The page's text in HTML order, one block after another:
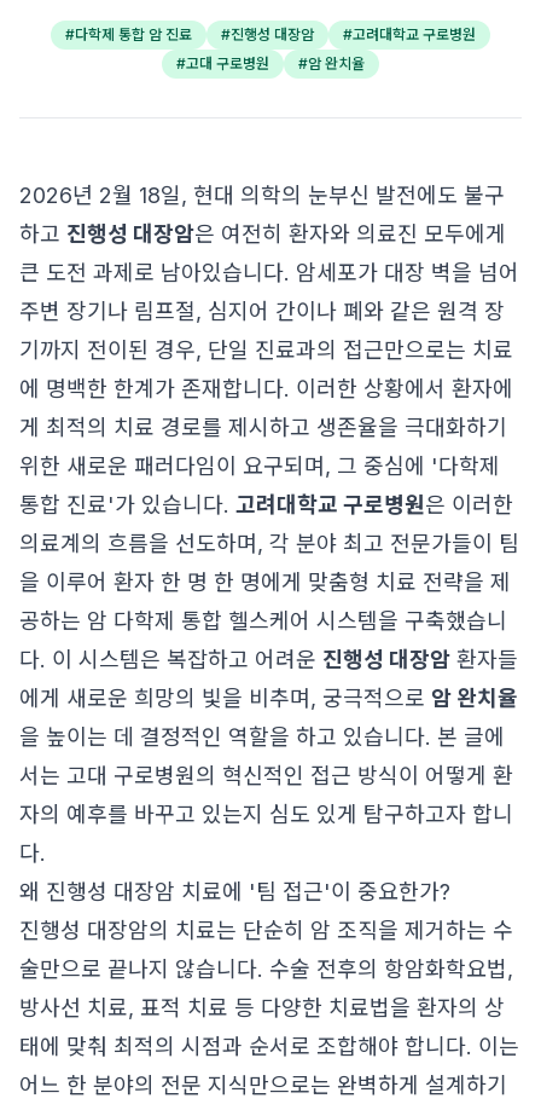
#다학제 통합 암 진료 #진행성 대장암 #고려대학교 구로병원
#고대 구로병원 #암 완치율
2026년 2월 18일, 현대 의학의 눈부신 발전에도 불구
하고 진행성 대장암은 여전히 환자와 의료진 모두에게
큰 도전 과제로 남아있습니다. 암세포가 대장 벽을 넘어
주변 장기나 림프절, 심지어 간이나 폐와 같은 원격 장
기까지 전이된 경우, 단일 진료과의 접근만으로는 치료
에 명백한 한계가 존재합니다. 이러한 상황에서 환자에
게 최적의 치료 경로를 제시하고 생존율을 극대화하기
위한 새로운 패러다임이 요구되며, 그 중심에 '다학제
통합 진료'가 있습니다. 고려대학교 구로병원은 이러한
의료계의 흐름을 선도하며, 각 분야 최고 전문가들이 팀
을 이루어 환자 한 명 한 명에게 맞춤형 치료 전략을 제
공하는 암 다학제 통합 헬스케어 시스템을 구축했습니
다. 이 시스템은 복잡하고 어려운 진행성 대장암 환자들
에게 새로운 희망의 빛을 비추며, 궁극적으로 암 완치율
을 높이는 데 결정적인 역할을 하고 있습니다. 본 글에
서는 고대 구로병원의 혁신적인 접근 방식이 어떻게 환
자의 예후를 바꾸고 있는지 심도 있게 탐구하고자 합니
다.
왜 진행성 대장암 치료에 '팀 접근'이 중요한가?
진행성 대장암의 치료는 단순히 암 조직을 제거하는 수
술만으로 끝나지 않습니다. 수술 전후의 항암화학요법,
방사선 치료, 표적 치료 등 다양한 치료법을 환자의 상
태에 맞춰 최적의 시점과 순서로 조합해야 합니다. 이는
어느 한 분야의 전문 지식만으로는 완벽하게 설계하기